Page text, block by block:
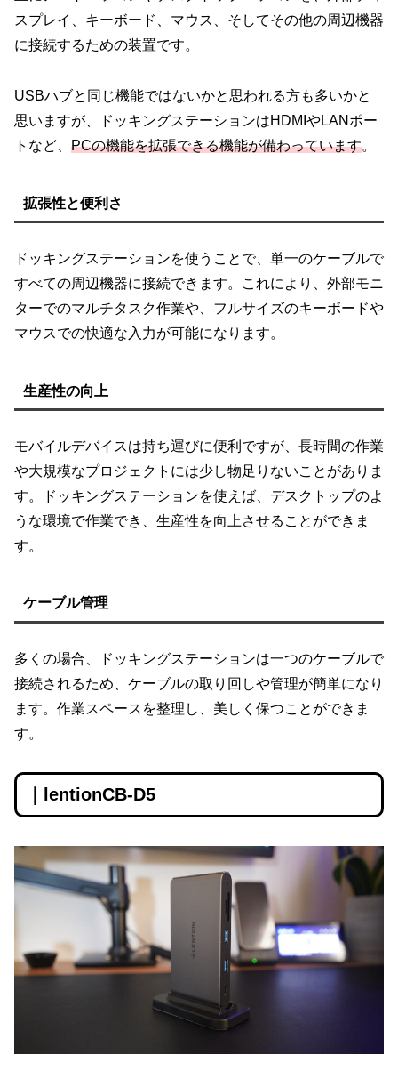
スプレイ、キーボード、マウス、そしてその他の周辺機器
に接続するための装置です。
USBハブと同じ機能ではないかと思われる方も多いかと
思いますが、ドッキングステーションはHDMIやLANポー
トなど、 PCの機能を拡張できる機能が備わっています。
拡張性と便利さ
ドッキングステーションを使うことで、単一のケーブルで
すべての周辺機器に接続できます。これにより、外部モニ
ターでのマルチタスク作業や、フルサイズのキーボードや
マウスでの快適な入力が可能になります。
生産性の向上
モバイルデバイスは持ち運びに便利ですが、長時間の作業
や大規模なプロジェクトには少し物足りないことがありま
す。ドッキングステーションを使えば、デスクトップのよ
うな環境で作業でき、生産性を向上させることができま
す。
ケーブル管理
多くの場合、ドッキングステーションは一つのケーブルで
接続されるため、ケーブルの取り回しや管理が簡単になり
ます。作業スペースを整理し、美しく保つことができま
す。
｜lentionCB-D5